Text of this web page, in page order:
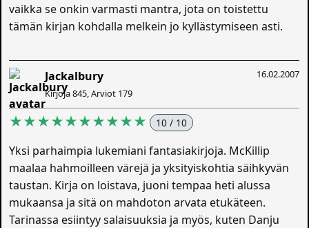
vaikka se onkin varmasti mantra, jota on toistettu
tämän kirjan kohdalla melkein jo kyllästymiseen asti.
16.02.2007
Jackalbury
Kirjoja 845, Arviot 179
★★★★★★★★★★ 10 / 10
Yksi parhaimpia lukemiani fantasiakirjoja. McKillip
maalaa hahmoilleen värejä ja yksityiskohtia säihkyvän
taustan. Kirja on loistava, juoni tempaa heti alussa
mukaansa ja sitä on mahdoton arvata etukäteen.
Tarinassa esiintyy salaisuuksia ja myös, kuten Danju